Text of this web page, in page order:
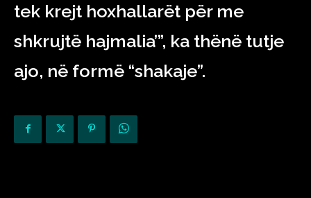
tek krejt hoxhallarët për me
shkrujtë hajmalia’”, ka thënë tutje
ajo, në formë “shakaje”.